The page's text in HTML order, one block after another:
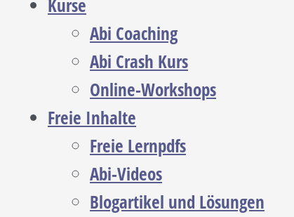
Kurse
Abi Coaching
Abi Crash Kurs
Online-Workshops
Freie Inhalte
Freie Lernpdfs
Abi-Videos
Blogartikel und Lösungen